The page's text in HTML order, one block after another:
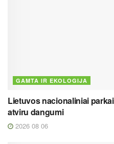
GAMTA IR EKOLOGIJA
Lietuvos nacionaliniai
atviru dangumi
2026 08 06